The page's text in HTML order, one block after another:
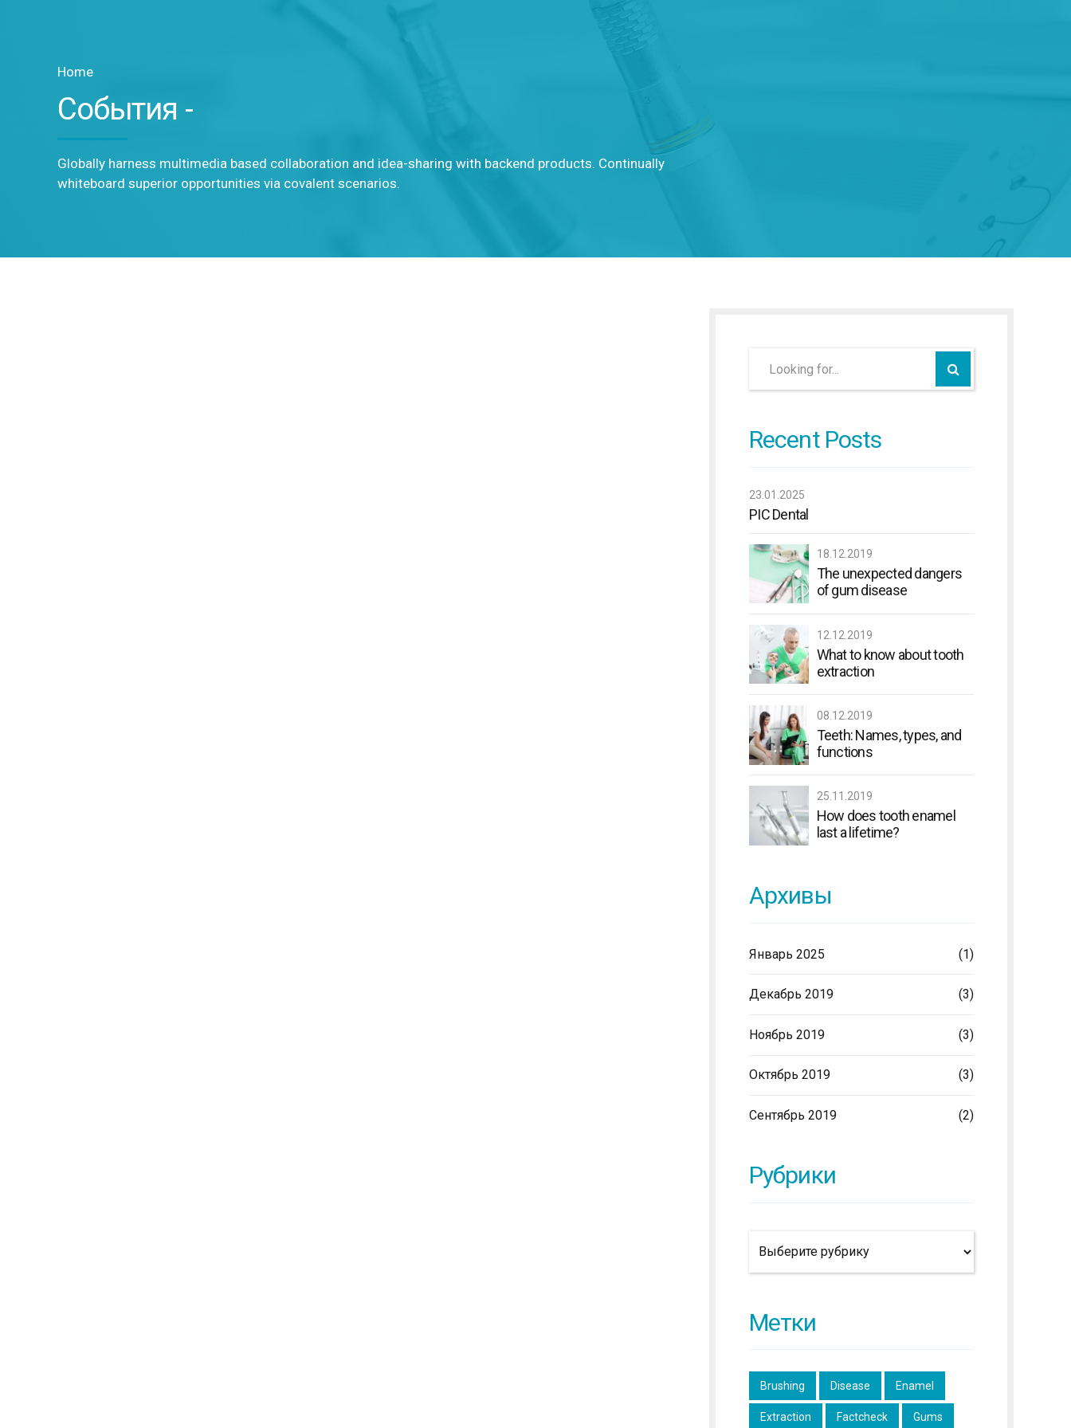
Home
События -
Globally harness multimedia based collaboration and idea-sharing with backend products. Continually
whiteboard superior opportunities via covalent scenarios.
Recent Posts
23.01.2025
PIC Dental
18.12.2019
The unexpected dangers
of gum disease
12.12.2019
What to know about tooth
extraction
08.12.2019
Teeth: Names, types, and
functions
25.11.2019
How does tooth enamel
last a lifetime?
Архивы
Январь 2025 (1)
Декабрь 2019 (3)
Ноябрь 2019 (3)
Октябрь 2019 (3)
Сентябрь 2019 (2)
Рубрики
Метки
Brushing Disease Enamel
Extraction Factcheck Gums